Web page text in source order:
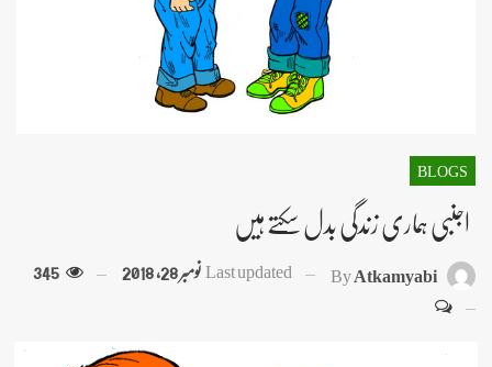
BLOGS
اجنبی ہماری زندگی بدل سکتے ہیں
ByAtkamyabi
Last updatedنومبر 28, 2018 345